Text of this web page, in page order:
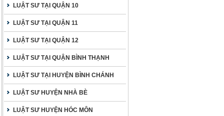
LUẬT SƯ TẠI QUẬN 10
LUẬT SƯ TẠI QUẬN 11
LUẬT SƯ TẠI QUẬN 12
LUẬT SƯ TẠI QUẬN BÌNH THẠNH
LUẬT SƯ TẠI HUYỆN BÌNH CHÁNH
LUẬT SƯ HUYỆN NHÀ BÈ
LUẬT SƯ HUYỆN HÓC MÔN